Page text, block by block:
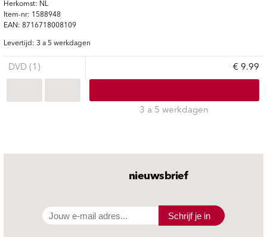
Herkomst: NL
Item-nr: 1588948
EAN: 8716718008109
Levertijd: 3 a 5 werkdagen
DVD (1) € 9.99
3 a 5 werkdagen
nieuwsbrief
Schrijf je in